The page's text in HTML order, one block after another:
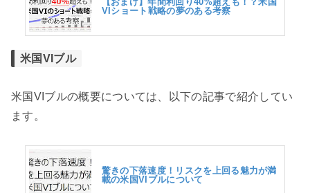
VIショート戦略の夢のある考察
米国VIブル
米国VIブルの概要については、以下の記事で紹介してい
ます。
驚きの下落速度！リスクを上回る魅力が満
載の米国VIブルについて